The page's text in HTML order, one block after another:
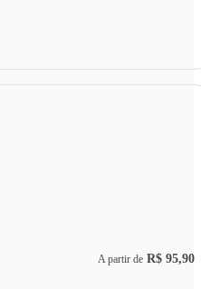
A partir de R$ 95,90